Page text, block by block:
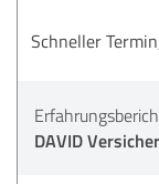
Schneller
DAVID